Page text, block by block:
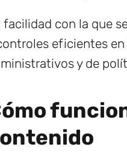
facilidad con la que
eficientes
y de